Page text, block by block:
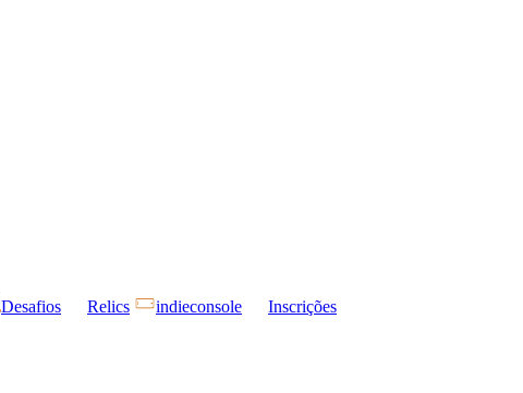
Desafios Relics indieconsole Inscrições